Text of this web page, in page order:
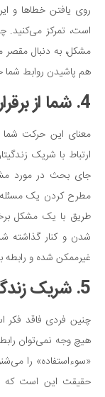
روی یافتن خطاها و
است، تمرکز
مشکل، به دنبال مقصر
هم پاشیدن روابط
4. شما از برقراری ارتباط طفره می‌روید
معنای این حرکت شما
ارتباط با شریک
جای بحث در مورد
مطرح کردن یک
طریق با یک مشکل
شدن و کنار گذاشته
غیرممکن شده و رابطه
5. شریک زندگی شما سوءاستفاده‌گر است
چنین فردی فاقد فکر
هیچ وجه نمی‌توان
«سوءاستفاده» را
حقیقت این است که